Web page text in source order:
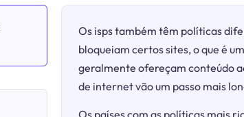
Os isps também têm políticas
bloqueiam certos sites, o que é
geralmente ofereçam conteúdo
de internet vão um passo mais
Os países com as políticas mais